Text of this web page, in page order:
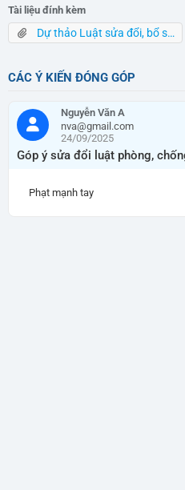
Tài liệu đính kèm
Dự thảo Luật sửa đổi, bổ sung một số điều của Luật PCTN.pdf
CÁC Ý KIẾN ĐÓNG GÓP
Nguyễn Văn A
nva@gmail.com
24/09/2025
Góp ý sửa đổi luật phòng,
Phạt mạnh tay